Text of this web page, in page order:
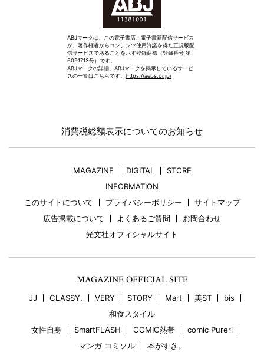
ABJマークは、この電子書店・電子書籍配信サービス
が、著作権者からコンテンツ使用許諾を得た正規版配
信サービスであることを示す登録商標（登録番号 第
6091713号）です。
ABJマークの詳細、ABJマークを掲示しているサービ
スの一覧はこちらです。 https://aebs.or.jp/
消費税総額表示についてのお知らせ
MAGAZINE DIGITAL
STORE
INFORMATION
このサイトについて
プライバシーポリシー
サイトマップ
広告掲載について
よくあるご質問
お問合わせ
光文社オフィシャルサイト
MAGAZINE OFFICIAL SITE
JJ CLASSY. VERY STORY Mart 美ST
bis
和食スタイル
女性自身
SmartFLASH COMIC熱帯
comic Pureri
マンガ コミソル
本がすき。